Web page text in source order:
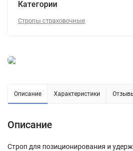
Категории
Стропы страховочные
Описание Характеристики
Описание
Строп для позиционирования и